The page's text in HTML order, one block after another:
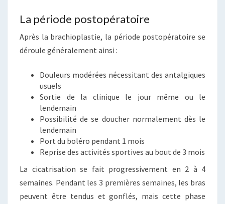
La période postopératoire
Après la brachioplastie, la période postopératoire se
déroule généralement ainsi :
Douleurs modérées nécessitant des antalgiques
usuels
Sortie de la clinique le jour même ou le
lendemain
Possibilité de se doucher normalement dès le
lendemain
Port du boléro pendant 1 mois
Reprise des activités sportives au bout de 3 mois
La cicatrisation se fait progressivement en 2 à 4
semaines. Pendant les 3 premières semaines, les bras
peuvent être tendus et gonflés, mais cette phase